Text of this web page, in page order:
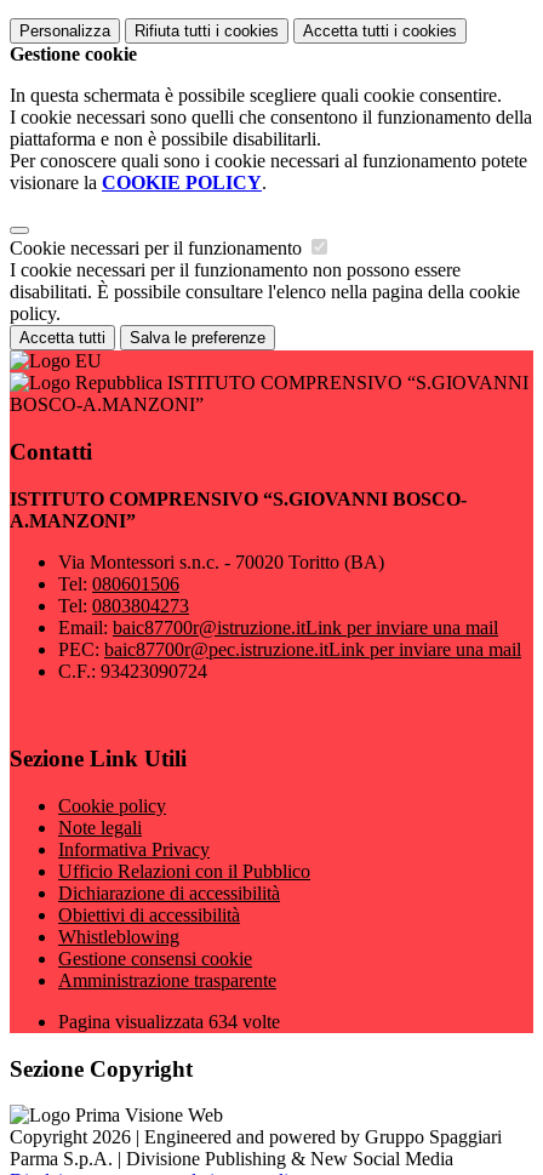
Personalizza Rifiuta tutti i cookies Accetta tutti i cookies
Gestione cookie
In questa schermata è possibile scegliere quali cookie consentire.
I cookie necessari sono quelli che consentono il funzionamento della
piattaforma e non è possibile disabilitarli.
Per conoscere quali sono i cookie necessari al funzionamento potete
visionare la COOKIE POLICY.
Cookie necessari per il funzionamento
I cookie necessari per il funzionamento non possono essere
disabilitati. È possibile consultare l'elenco nella pagina della cookie
policy.
Accetta tutti Salva le preferenze
ISTITUTO COMPRENSIVO “S.GIOVANNI
BOSCO-A.MANZONI”
Contatti
ISTITUTO COMPRENSIVO “S.GIOVANNI BOSCO-
A.MANZONI”
Via Montessori s.n.c. - 70020 Toritto (BA)
Tel: 080601506
Tel: 0803804273
Email: baic87700r@istruzione.itLink per inviare una mail
PEC: baic87700r@pec.istruzione.itLink per inviare una mail
C.F.: 93423090724
Sezione Link Utili
Cookie policy
Note legali
Informativa Privacy
Ufficio Relazioni con il Pubblico
Dichiarazione di accessibilità
Obiettivi di accessibilità
Whistleblowing
Gestione consensi cookie
Amministrazione trasparente
Pagina visualizzata 634 volte
Sezione Copyright
Copyright 2026 | Engineered and powered by Gruppo Spaggiari
Parma S.p.A. | Divisione Publishing & New Social Media